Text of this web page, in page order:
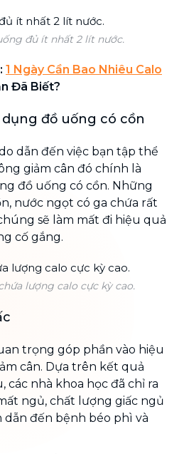
đủ ít nhất 2 lít nước.
1 Ngày Cần Bao Nhiêu Calo
Đã Biết?
đồ uống có cồn
dẫn đến việc bạn tập thể
giảm cân đó chính là
đồ uống có cồn. Những
nước ngọt có ga chứa rất
sẽ làm mất đi hiệu quả
cố gắng.
lượng calo cực kỳ cao.
trọng góp phần vào hiệu
cân. Dựa trên kết quả
các nhà khoa học đã chỉ ra
ngủ, chất lượng giấc ngủ
dẫn đến bệnh béo phì và